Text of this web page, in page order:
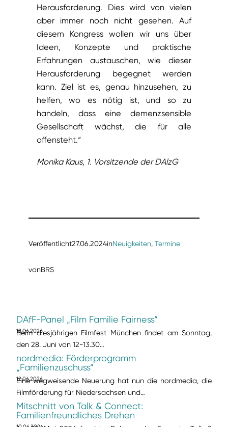
Herausforderung. Dies wird von vielen
aber immer noch nicht gesehen. Auf
diesem Kongress wollen wir uns über
Ideen, Konzepte und praktische
Erfahrungen austauschen, wie dieser
Herausforderung begegnet werden
kann. Ziel ist es, genau hinzusehen, zu
helfen, wo es nötig ist, und so zu
handeln, dass eine demenzsensible
Gesellschaft wächst, die für alle
offensteht.“
Monika Kaus, 1. Vorsitzende der DAlzG
Veröffentlicht27.06.2024inNeuigkeiten, Termine
vonBRS
DAfF-Panel „Film Familie Fairness“
18.06.2026
Beim diesjährigen Filmfest München findet am Sonntag,
den 28. Juni von 12-13.30…
nordmedia: Förderprogramm
„Familienzuschuss“
12.06.2026
Eine wegweisende Neuerung hat nun die nordmedia, die
Filmförderung für Niedersachsen und…
Mitschnitt von Talk & Connect:
Familienfreundliches Drehen